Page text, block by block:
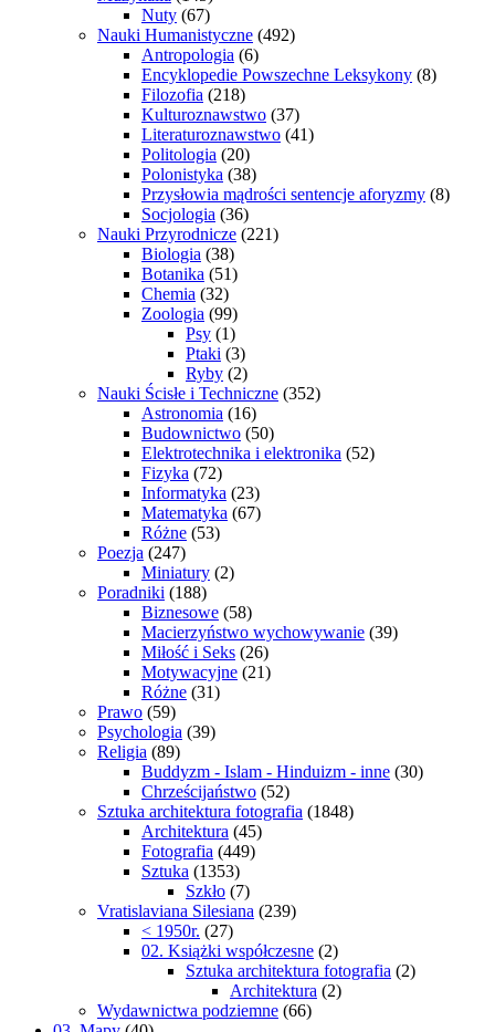
Nuty (67)
Nauki Humanistyczne (492)
Antropologia (6)
Encyklopedie Powszechne Leksykony (8)
Filozofia (218)
Kulturoznawstwo (37)
Literaturoznawstwo (41)
Politologia (20)
Polonistyka (38)
Przysłowia mądrości sentencje aforyzmy (8)
Socjologia (36)
Nauki Przyrodnicze (221)
Biologia (38)
Botanika (51)
Chemia (32)
Zoologia (99)
Psy (1)
Ptaki (3)
Ryby (2)
Nauki Ścisłe i Techniczne (352)
Astronomia (16)
Budownictwo (50)
Elektrotechnika i elektronika (52)
Fizyka (72)
Informatyka (23)
Matematyka (67)
Różne (53)
Poezja (247)
Miniatury (2)
Poradniki (188)
Biznesowe (58)
Macierzyństwo wychowywanie (39)
Miłość i Seks (26)
Motywacyjne (21)
Różne (31)
Prawo (59)
Psychologia (39)
Religia (89)
Buddyzm - Islam - Hinduizm - inne (30)
Chrześcijaństwo (52)
Sztuka architektura fotografia (1848)
Architektura (45)
Fotografia (449)
Sztuka (1353)
Szkło (7)
Vratislaviana Silesiana (239)
< 1950r. (27)
02. Książki współczesne (2)
Sztuka architektura fotografia (2)
Architektura (2)
Wydawnictwa podziemne (66)